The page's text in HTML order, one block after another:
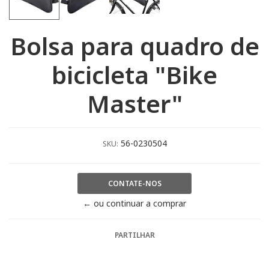
Bolsa para quadro de
bicicleta "Bike
Master"
SKU: 56-0230504
CONTATE-NOS
← ou continuar a comprar
PARTILHAR